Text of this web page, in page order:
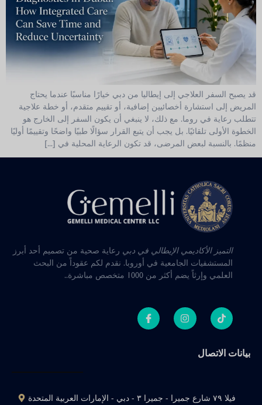
قد يصبح السفر العلاجي إلى إيطاليا من دبي خيارًا مناسبًا عندما يحتاج
المريض إلى استشارة أخصائيين إضافية، أو تقييم متقدم، أو خطة علاجية
تتطلب رعاية في روما. مع ذلك، لا ينبغي أن يكون السفر إلى الخارج هو
الخطوة الأولى تلقائيًا. بل يجب أن يتبع القرار سؤالًا طبيًا واضحًا وتقييمًا أوليًا
منظمًا. بالنسبة لبعض المرضى، قد تكون الرعاية المحلية في [...]
التميز الأكاديمي الإيطالي في دبي رعاية صحية من تصميم أحد أبرز
المستشفيات الجامعية في أوروبا. نقدم لكم عقوداً من البحث
العلمي وإرثاً يضم أكثر من 1000 متخصص مباشرة.
.
بيانات الاتصال
فيلا ٧٩ شارع جميرا - جميرا ٣ - دبي - الإمارات العربية المتحدة